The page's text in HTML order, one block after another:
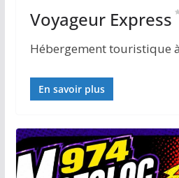
Voyageur Express
Hébergement touristique
En savoir plus